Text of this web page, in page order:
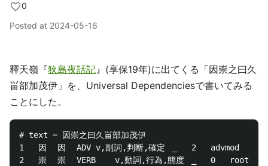
0
Posted at 2024-05-16
釋天嶺『狄島夜話記』(享保19年)に出てくる「因崇之曰久
畄部加茂伊」を、Universal Dependenciesで書いてみる
ことにした。
# text = 因崇之曰久畄部加茂伊
1	因	因	ADV	v,副詞,判断,確定	_	2	advmod	_	Lang=lzh|SpaceAfter=No
2	崇	崇	VERB	v,動詞,行為,態度	_	0	root	_	Lang=lzh|SpaceAfter=No